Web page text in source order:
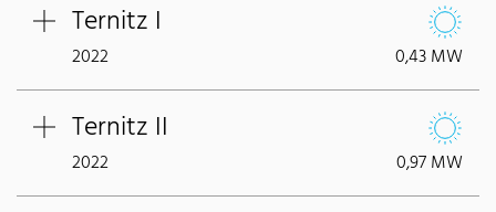
Ternitz I
2022 0,43 MW
Ternitz II
2022 0,97 MW